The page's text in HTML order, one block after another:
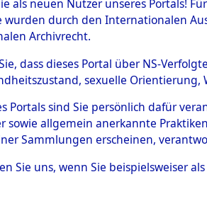
HOME
Baden-
als neuen Nutzer unseres Portals!
wurden durch den Internationalen
Archivrecht.
dass dieses Portal über NS-
sexuelle
Portals sind Sie persönlich dafür
sowie allgemein anerkannte
Sammlungen erscheinen,
Sie uns, wenn Sie beispielsweiser